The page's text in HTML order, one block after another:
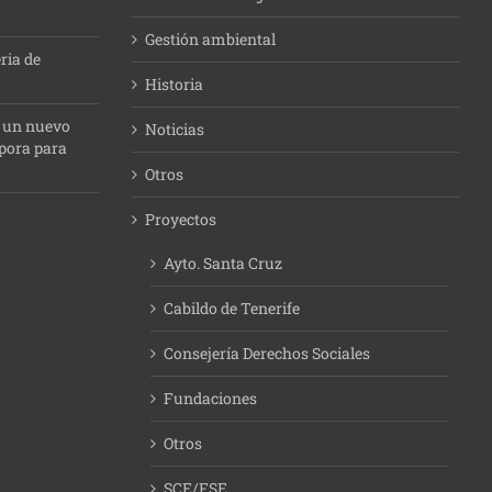
de
nuevo
para
Gestión ambiental
Historia
Noticias
Otros
Proyectos
Ayto. Santa Cruz
Cabildo de Tenerife
Consejería Derechos Sociales
Fundaciones
Otros